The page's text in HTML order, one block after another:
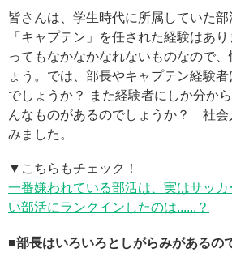
皆さんは、学生時代に所属していた
「キャプテン」を任された経験はあ
ってもなかなかなれないものなので
ょう。では、部長やキャプテン経験
でしょうか？ また経験者にしか分か
んなものがあるのでしょうか？ 社会
みました。
▼こちらもチェック！
一番嫌われている部活は、実はサッ
い部活にランクインしたのは......？
■部長はいろいろとしがらみがあるの